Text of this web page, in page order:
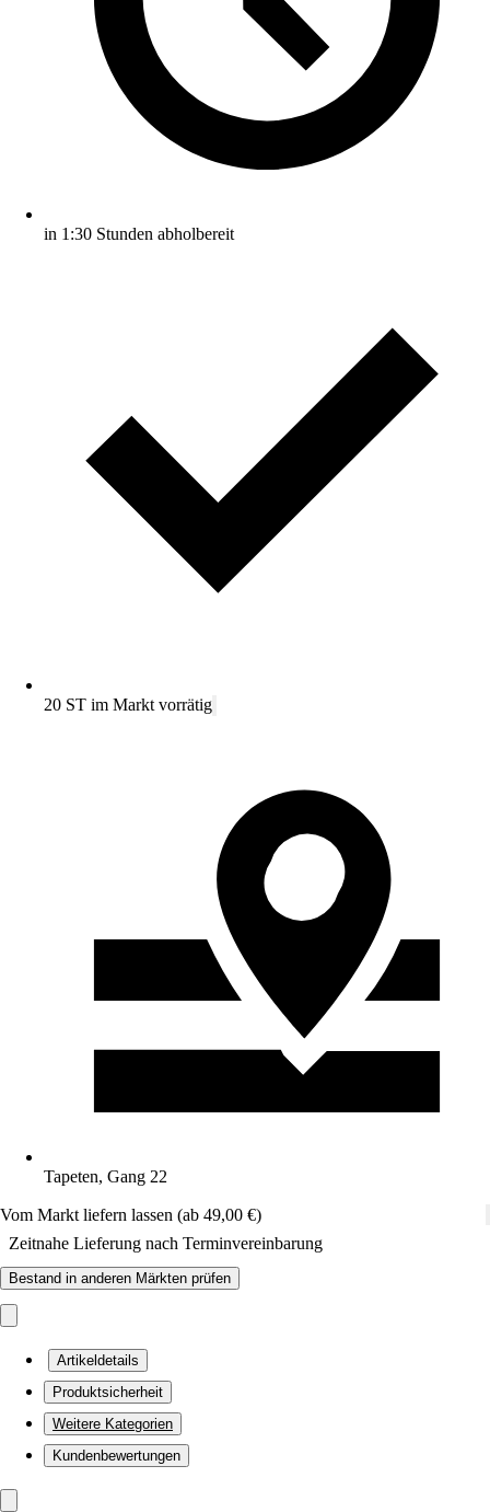
in 1:30 Stunden abholbereit
20 ST im Markt vorrätig
Tapeten, Gang 22
Vom Markt liefern lassen (ab 49,00 €)
Zeitnahe Lieferung nach Terminvereinbarung
Bestand in anderen Märkten prüfen
Artikeldetails
Produktsicherheit
Weitere Kategorien
Kundenbewertungen